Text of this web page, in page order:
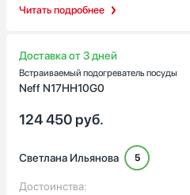
Читать подробнее
первую очередь. Если говорить
везде одинаковая. Привезли
в указанное время. Так что в
нареканий вообще нет по
Доставка от 3 дней
Встраиваемый подогреватель посуды
Neff N17HH10G0
124 450 руб.
Светлана Ильянова 5
Достоинства: